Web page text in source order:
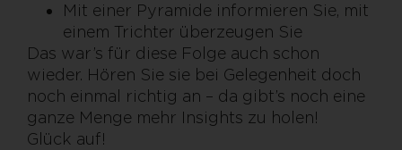
Mit einer Pyramide informieren Sie, mit
einem Trichter überzeugen Sie
Das war’s für diese Folge auch schon
wieder. Hören Sie sie bei Gelegenheit doch
noch einmal richtig an – da gibt’s noch eine
ganze Menge mehr Insights zu holen!
Glück auf!